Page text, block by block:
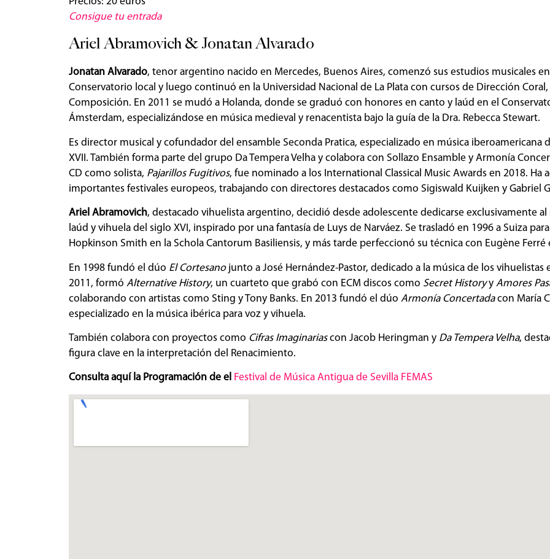
Consigue tu entrada
Ariel Abramovich & Jonatan Alvarado
Jonatan Alvarado, tenor argentino nacido en Mercedes, Buenos Aires, comenzó sus estudios musicales
Conservatorio local y luego continuó en la Universidad Nacional de La Plata con cursos de Dirección
Composición. En 2011 se mudó a Holanda, donde se graduó con honores en canto y laúd en el
Ámsterdam, especializándose en música medieval y renacentista bajo la guía de la Dra. Rebecca Stewart.
Es director musical y cofundador del ensamble Seconda Pratica, especializado en música iberoamericana
XVII. También forma parte del grupo Da Tempera Velha y colabora con Sollazo Ensamble y Armonía
CD como solista, Pajarillos Fugitivos, fue nominado a los International Classical Music Awards en 2018. Ha
importantes festivales europeos, trabajando con directores destacados como Sigiswald Kuijken y Gabriel
Ariel Abramovich, destacado vihuelista argentino, decidió desde adolescente dedicarse exclusivamente
laúd y vihuela del siglo XVI, inspirado por una fantasía de Luys de Narváez. Se trasladó en 1996 a Suiza
Hopkinson Smith en la Schola Cantorum Basiliensis, y más tarde perfeccionó su técnica con Eugène Ferré
En 1998 fundó el dúo El Cortesanojunto a José Hernández-Pastor, dedicado a la música de los vihuelistas
2011, formó Alternative History, un cuarteto que grabó con ECM discos como Secret Historyy Amores
colaborando con artistas como Sting y Tony Banks. En 2013 fundó el dúo Armonía Concertadacon María
especializado en la música ibérica para voz y vihuela.
También colabora con proyectos como Cifras Imaginariascon Jacob Heringman y Da Tempera Velha,
figura clave en la interpretación del Renacimiento.
Consulta aquí la Programación de el Festival de Música Antigua de Sevilla FEMAS